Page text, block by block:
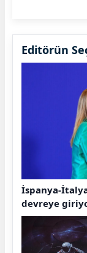
Editörün
İspanya-
devreye